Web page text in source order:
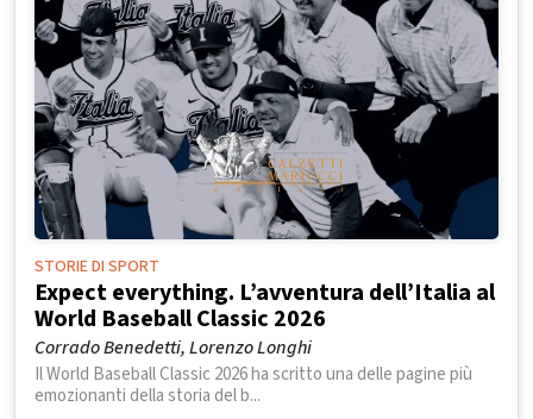
STORIE DI SPORT
Expect everything. L’avventura dell’Italia al
World Baseball Classic 2026
Corrado Benedetti, Lorenzo Longhi
Il World Baseball Classic 2026 ha scritto una delle pagine più
emozionanti della storia del b...